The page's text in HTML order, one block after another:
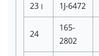
23। 1J-6472
24
165-
2802